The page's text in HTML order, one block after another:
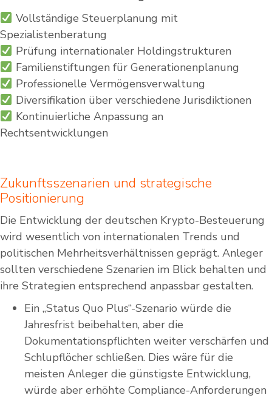
Vollständige Steuerplanung mit
Spezialistenberatung
Prüfung internationaler Holdingstrukturen
Familienstiftungen für Generationenplanung
Professionelle Vermögensverwaltung
Diversifikation über verschiedene Jurisdiktionen
Kontinuierliche Anpassung an
Rechtsentwicklungen
Zukunftsszenarien und strategische
Positionierung
Die Entwicklung der deutschen Krypto-Besteuerung
wird wesentlich von internationalen Trends und
politischen Mehrheitsverhältnissen geprägt. Anleger
sollten verschiedene Szenarien im Blick behalten und
ihre Strategien entsprechend anpassbar gestalten.
Ein „Status Quo Plus“-Szenario würde die
Jahresfrist beibehalten, aber die
Dokumentationspflichten weiter verschärfen und
Schlupflöcher schließen. Dies wäre für die
meisten Anleger die günstigste Entwicklung,
würde aber erhöhte Compliance-Anforderungen